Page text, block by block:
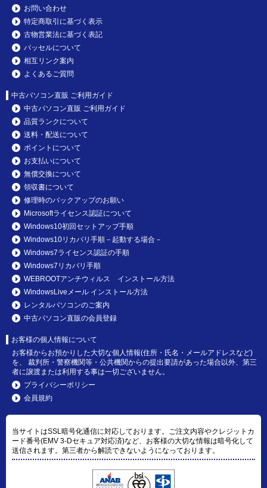
お問い合わせ
特定商取引に基づく表示
古物営業法に基づく表記
パッセルについて
相互リンク案内
よくあるご質問
中古パソコン直販 ご利用ガイド
中古パソコン直販 ご利用ガイド
品質ランクについて
送料・配送について
ポイントについて
お支払いについて
無償交換について
領収書について
修理時のバックアップのお願い
Microsoftライセンス認証について
Windows10初回セットアップ手順
Windows10リカバリ手順－起動する場合－
Windows7ライセンス認証の手順
Windows7リカバリ手順
WEBROOTアンチウィルス インストール方法
WindowsLiveメール インストール方法
レンタルパソコンのご案内
中古パソコン直販の会員登録
お客様の個人情報について
お客様からお預かりした大切な個人情報(住所・氏名・メールアドレスなど)
を、 裁判所・警察機関等・公共機関からの提出要請があった場合以外、第三
者に譲渡または利用する事は一切ございません。
プライバシーポリシー
会員規約
当サイトはSSL暗号化通信に対応しております。ご注文内容やクレジットカ
ード番号(EMV 3-Dセキュア対応済)など、お客様の大切な情報は暗号化して
送信されます。第三者から解読できないようになっております。